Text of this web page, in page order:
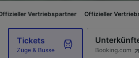
Offizieller Vertriebspartner
Tickets
Züge & Busse Booking.com